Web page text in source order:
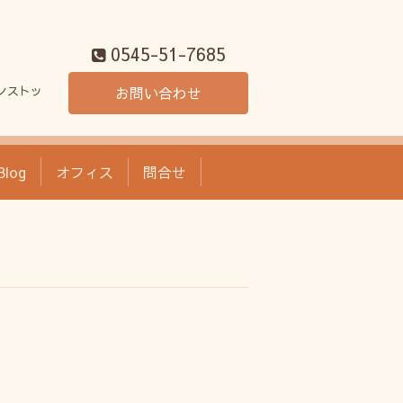
ストッ
0545-51-7685
お問い合わせ
オフィス 問合せ